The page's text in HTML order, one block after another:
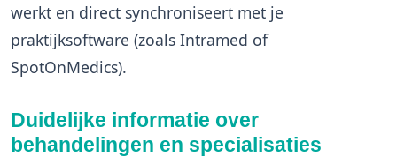
werkt en direct synchroniseert met je
praktijksoftware (zoals Intramed of
SpotOnMedics).
Duidelijke informatie over
behandelingen en specialisaties